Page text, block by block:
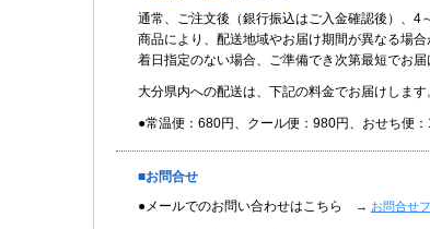
通常、ご注文後（銀行振込はご入金確認後）、4
商品により、配送地域やお届け期間が異なる場合
着日指定のない場合、ご準備でき次第最短でお届
大分県内への配送は、下記の料金でお届けしま
●常温便：680円、クール便：980円、おせち便
■お問合せ
●メールでのお問い合わせはこちら
→ お問合せ